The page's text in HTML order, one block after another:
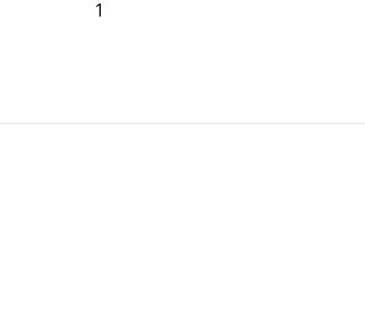
1